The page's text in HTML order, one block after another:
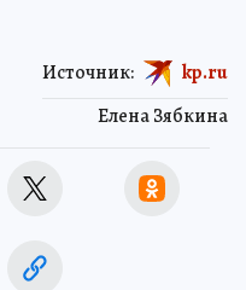
Елена Зябкина
Источник: kp.ru